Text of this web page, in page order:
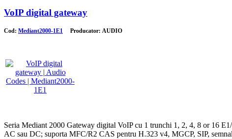
VoIP digital gateway
Cod: Mediant2000-1E1 Producator: AUDIO
Seria Mediant 2000 Gateway digital VoIP cu 1 trunchi 1, 2, 4, 8 or 16
AC sau DC; suporta MFC/R2 CAS pentru H.323 v4, MGCP, SIP,